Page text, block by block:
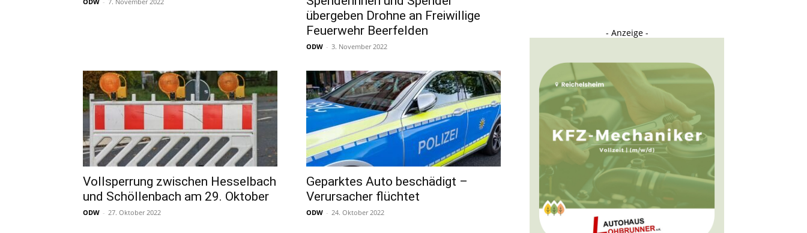
übergeben Drohne an Freiwillige
Feuerwehr Beerfelden
ODW - 3. November 2022
Vollsperrung zwischen Hesselbach
und Schöllenbach am 29. Oktober
ODW - 27. Oktober 2022
Geparktes Auto beschädigt –
Verursacher flüchtet
ODW - 24. Oktober 2022
- Anzeige -